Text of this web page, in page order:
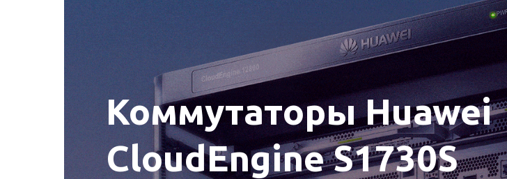
Коммутаторы Huawei
CloudEngine S1730S